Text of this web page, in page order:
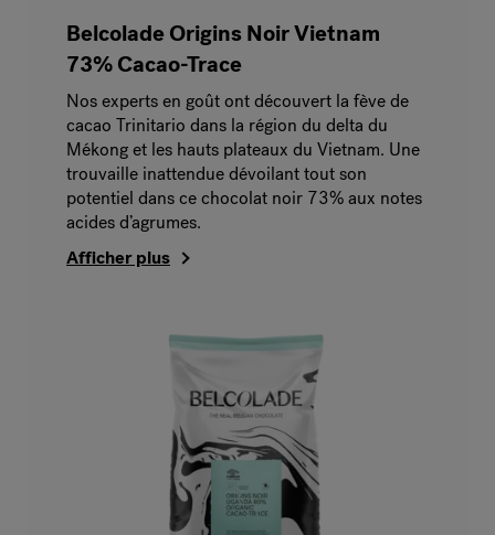
Belcolade Origins Noir Vietnam
73% Cacao-Trace
Nos experts en goût ont découvert la fève de
cacao Trinitario dans la région du delta du
Mékong et les hauts plateaux du Vietnam. Une
trouvaille inattendue dévoilant tout son
potentiel dans ce chocolat noir 73% aux notes
acides d’agrumes.
Afficher plus